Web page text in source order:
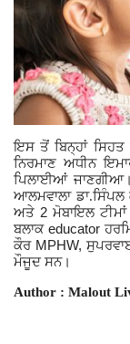
ਇਸ ਤੋਂ ਬਿਨ੍ਹਾਂ
ਨਿਰਮਾਣ ਅਧੀਨ
ਪਿਲਾਈਆਂ
ਆਲਮਵਾਲਾ
ਅਤੇ 2ਮੋਬਾਇਲ
ਬਲਾਕ educator
ਕੌਰ MPHW,
ਮੌਜੂਦ ਸਨ।
Author : Malout